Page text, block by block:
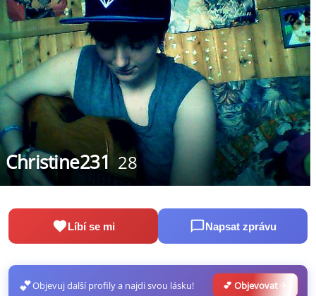
Christine231 28
Líbí se mi Napsat zprávu
💕Objevuj další profily a najdi svou lásku! 💕 Objevovat